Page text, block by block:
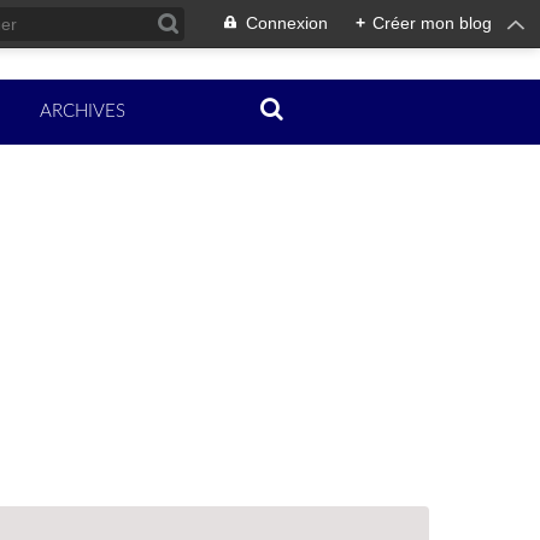
Connexion + Créer mon blog
ARCHIVES